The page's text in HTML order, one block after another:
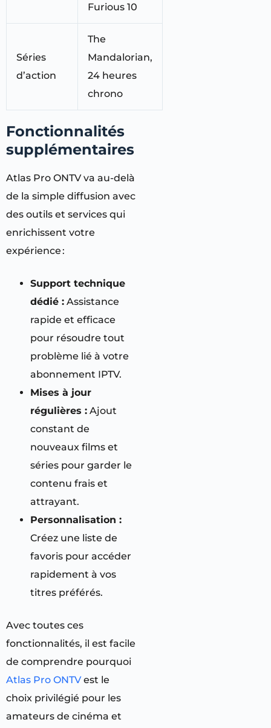
Furious 10
Séries
d’action
The
Mandalorian,
24 heures
chrono
Fonctionnalités
supplémentaires
Atlas Pro ONTV va au-delà
de la simple diffusion avec
des outils et services qui
enrichissent votre
expérience :
Support technique
dédié : Assistance
rapide et efficace
pour résoudre tout
problème lié à votre
abonnement IPTV.
Mises à jour
régulières : Ajout
constant de
nouveaux films et
séries pour garder le
contenu frais et
attrayant.
Personnalisation :
Créez une liste de
favoris pour accéder
rapidement à vos
titres préférés.
Avec toutes ces
fonctionnalités, il est facile
de comprendre pourquoi
Atlas Pro ONTVest le
choix privilégié pour les
amateurs de cinéma et